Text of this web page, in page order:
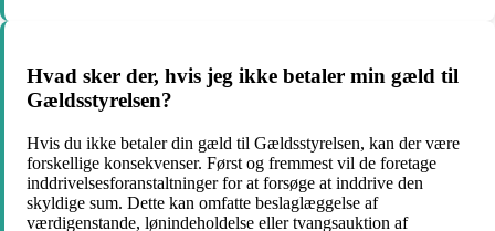
Hvad sker der, hvis jeg ikke betaler min gæld til
Gældsstyrelsen?
Hvis du ikke betaler din gæld til Gældsstyrelsen, kan der være
forskellige konsekvenser. Først og fremmest vil de foretage
inddrivelsesforanstaltninger for at forsøge at inddrive den
skyldige sum. Dette kan omfatte beslaglæggelse af
værdigenstande, lønindeholdelse eller tvangsauktion af